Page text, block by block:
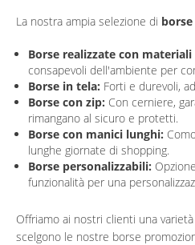
La nostra ampia selezione di
Borse realizzate con
consapevoli dell'ambiente per
Borse in tela: Forti e durevoli,
Borse con zip: Con cerniere,
rimangano al sicuro e protetti.
Borse con manici lunghi:
lunghe giornate di shopping.
Borse personalizzabili:
funzionalità per una
Offriamo ai nostri clienti una
scelgono le nostre borse